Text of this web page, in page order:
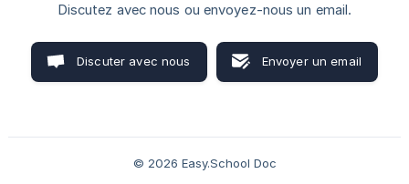
Discutez avec nous ou envoyez-nous un email.
Discuter avec nous Envoyer un email
© 2026 Easy.School Doc